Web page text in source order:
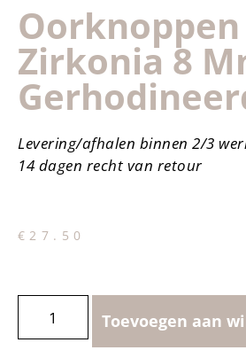
Zirkonia 8
Levering/afhalen binnen 2/3
14 dagen recht van retour
€ 27.50
Toevoegen aan